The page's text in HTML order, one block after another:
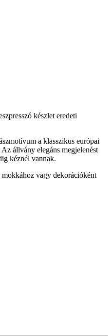
készlet eredeti
a klasszikus európai
állvány elegáns megjelenést
kéznél vannak.
vagy dekorációként